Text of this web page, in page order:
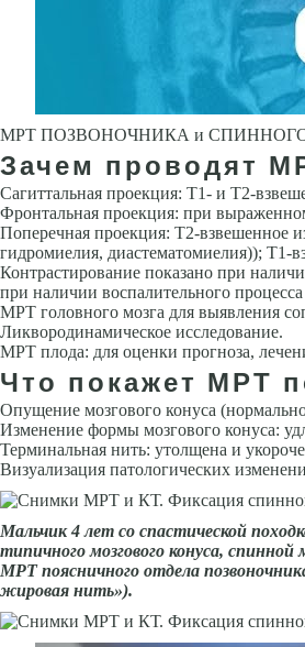
МРТ ПОЗВОНОЧНИКА и СПИННОГО
Зачем проводят
Сагиттальная проекция: Т1- и Т2-
Фронтальная проекция: при
Поперечная проекция: Т2-взвешенное
гидромиелия, диастематомие­лия));
Контрастирование показано при
при наличии вос­палительного
МРТ головного мозга для выявления
Ликвородинамическое исследование.
МРТ плода: для оценки прогноза,
Что покажет МРТ
Опущение мозгового конуса
Изменение формы мозгового ко­нуса:
Терминальная нить: утолщена и
Визуализация патологических
Мальчик 4 лет со спастической
типичного мозгового конуса,
МРТ поясничного отдела
жировая нить»).